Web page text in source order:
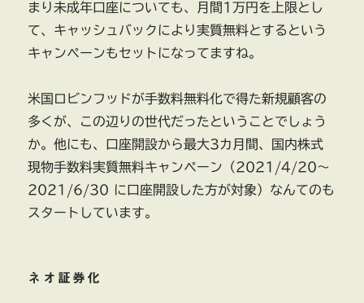
まり未成年口座についても、月間1万円を上限とし
て、キャッシュバックにより実質無料とするという
キャンペーンもセットになってますね。
米国ロビンフッドが手数料無料化で得た新規顧客の
多くが、この辺りの世代だったということでしょう
か。他にも、口座開設から最大3カ月間、国内株式
現物手数料実質無料キャンペーン（2021/4/20～
2021/6/30 に口座開設した方が対象）なんてのも
スタートしています。
ネオ証券化